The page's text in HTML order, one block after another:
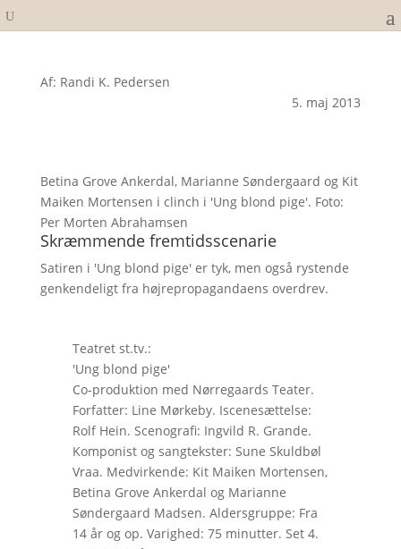
Af: Randi K. Pedersen
5. maj 2013
Betina Grove Ankerdal, Marianne Søndergaard og Kit
Maiken Mortensen i clinch i 'Ung blond pige'. Foto:
Per Morten Abrahamsen
Skræmmende fremtidsscenarie
Satiren i 'Ung blond pige' er tyk, men også rystende
genkendeligt fra højrepropagandaens overdrev.
Teatret st.tv.:
'Ung blond pige'
Co-produktion med Nørregaards Teater.
Forfatter: Line Mørkeby. Iscenesættelse:
Rolf Hein. Scenografi: Ingvild R. Grande.
Komponist og sangtekster: Sune Skuldbøl
Vraa. Medvirkende: Kit Maiken Mortensen,
Betina Grove Ankerdal og Marianne
Søndergaard Madsen. Aldersgruppe: Fra
14 år og op. Varighed: 75 minutter. Set 4.